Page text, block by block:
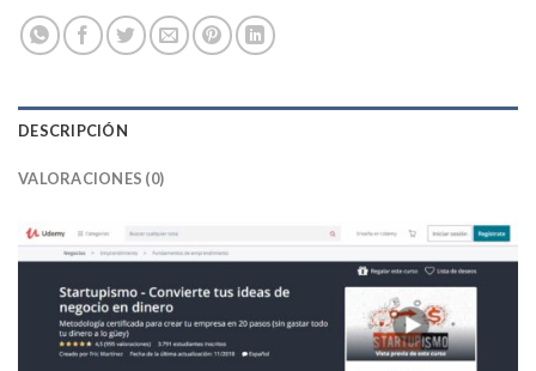
DESCRIPCIÓN
VALORACIONES (0)